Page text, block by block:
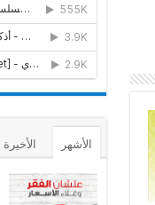
الأشهر الأخيرة